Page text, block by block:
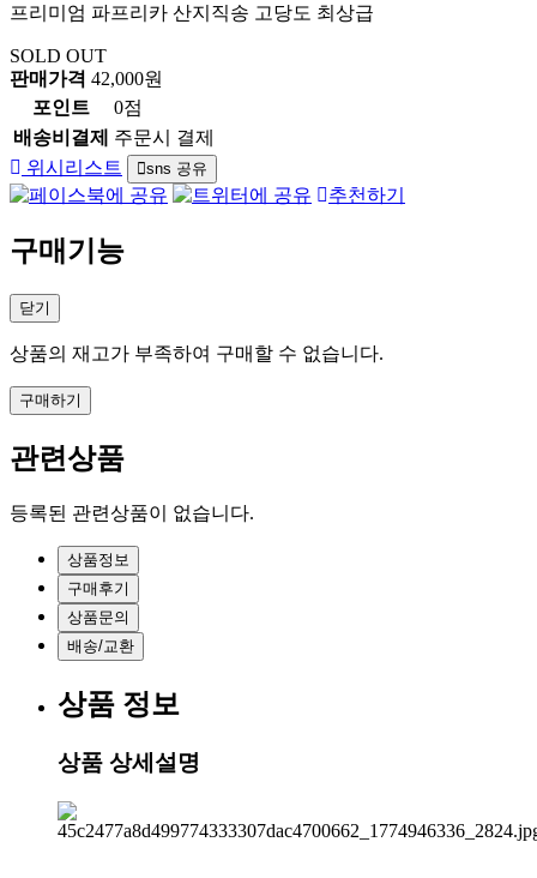
프리미엄 파프리카 산지직송 고당도 최상급
SOLD OUT
판매가격 42,000원
포인트
0점
배송비결제
주문시 결제
위시리스트
sns 공유
추천하기
구매기능
닫기
상품의 재고가 부족하여 구매할 수 없습니다.
구매하기
관련상품
등록된 관련상품이 없습니다.
상품정보
구매후기
상품문의
배송/교환
상품 정보
상품 상세설명